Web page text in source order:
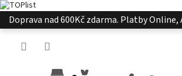
Přejít
na
Doprava nad 600Kč zdarma. Platby Online,